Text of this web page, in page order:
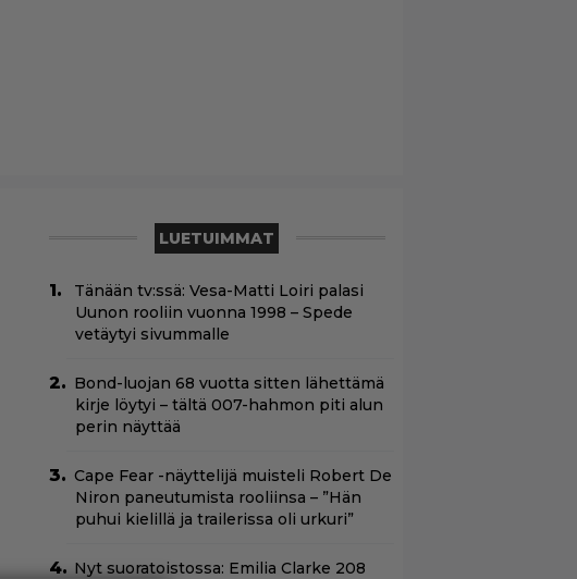
LUETUIMMAT
Tänään tv:ssä: Vesa-Matti Loiri palasi
Uunon rooliin vuonna 1998 – Spede
vetäytyi sivummalle
Bond-luojan 68 vuotta sitten lähettämä
kirje löytyi – tältä 007-hahmon piti alun
perin näyttää
Cape Fear -näyttelijä muisteli Robert De
Niron paneutumista rooliinsa – ”Hän
puhui kielillä ja trailerissa oli urkuri”
Nyt suoratoistossa: Emilia Clarke 208